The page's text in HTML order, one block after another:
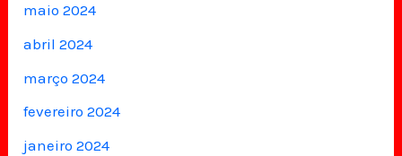
maio 2024
abril 2024
março 2024
fevereiro 2024
janeiro 2024